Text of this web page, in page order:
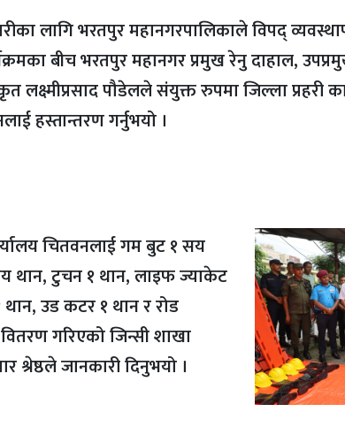
लागि भरतपुर महानगरपालिकाले विपद्
बीच भरतपुर महानगर प्रमुख रेनु दाहाल,
लक्ष्मीप्रसाद पौडेलले संयुक्त रुपमा जिल्ला प्रहरी
हस्तान्तरण गर्नुभयो ।
चितवनलाई गम बुट १ सय
थान, टुचन १ थान, लाइफ ज्याकेट
उड कटर १ थान र रोड
गरिएको जिन्सी शाखा
जानकारी दिनुभयो ।